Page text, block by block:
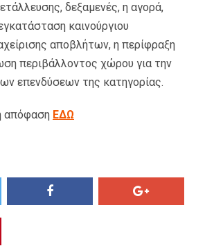
δεξαµενές, η αγορά,
καινούργιου
αποβλήτων, η περίφραξη
περιβάλλοντος χώρου για την
επενδύσεων της κατηγορίας.
απόφαση ΕΔΩ